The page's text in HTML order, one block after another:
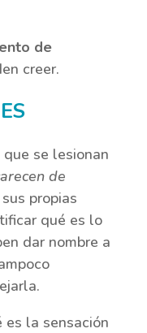
de
creer.
se lesionan
de
propias
qué es lo
dar nombre a
es la sensación